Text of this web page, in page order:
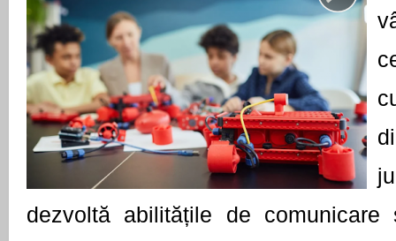
dezvoltă abilitățile de